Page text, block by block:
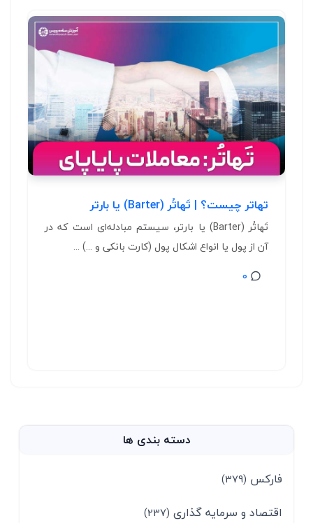
تهاتر چیست؟ | تَهاتُر (Barter) یا بارتر
تَهاتُر (Barter) یا بارتر، سیستم مبادله‌ای است که در
آن از پول یا انواع اشکال پول (کارت بانکی و ...) ...
0
دسته بندی ها
فارکس (379)
اقتصاد و سرمایه گذاری (237)